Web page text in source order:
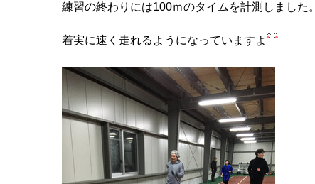
練習の終わりには100ｍのタイムを計測しました。
着実に速く走れるようになっていますよ